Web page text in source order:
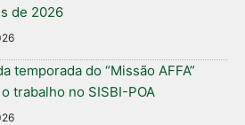
de 2026
temporada do “Missão AFFA”
trabalho no SISBI-POA